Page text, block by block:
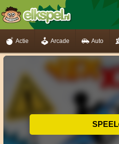
Actie Arcade Auto
SPEEL